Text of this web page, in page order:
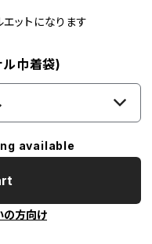
ットになります
巾着袋)
available
の方向け